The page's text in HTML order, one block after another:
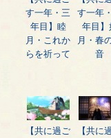
す一年・三
年目】睦
月・これか
らを祈って
す一年
年目】
月・春
音
【共に過ご
【共に